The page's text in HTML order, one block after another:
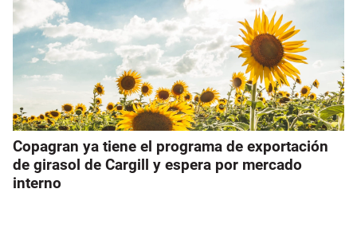
Copagran ya tiene el programa de exportación
de girasol de Cargill y espera por mercado
interno